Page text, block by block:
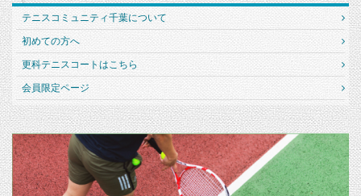
テニスコミュニティ千葉について
初めての方へ
更科テニスコートはこちら
会員限定ページ